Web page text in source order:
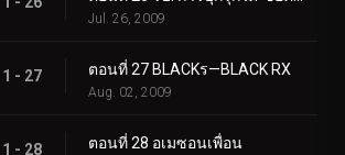
Jul. 26, 2009
1 - 27 ตอนที่ 27 BLACKร—BLACK RX
Aug. 02, 2009
1 - 28 ตอนที่ 28 อเมซอนเพื่อน